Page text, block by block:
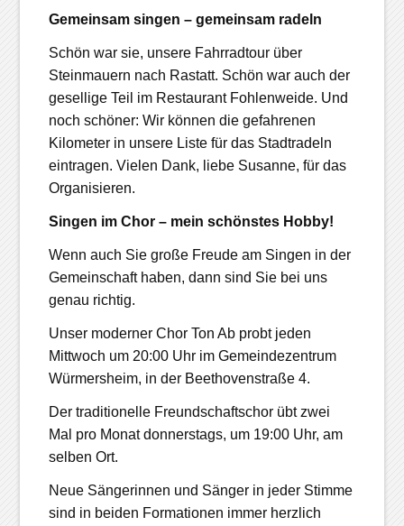
Gemeinsam singen – gemeinsam radeln
Schön war sie, unsere Fahrradtour über
Steinmauern nach Rastatt. Schön war auch der
gesellige Teil im Restaurant Fohlenweide. Und
noch schöner: Wir können die gefahrenen
Kilometer in unsere Liste für das Stadtradeln
eintragen. Vielen Dank, liebe Susanne, für das
Organisieren.
Singen im Chor – mein schönstes Hobby!
Wenn auch Sie große Freude am Singen in der
Gemeinschaft haben, dann sind Sie bei uns
genau richtig.
Unser moderner Chor Ton Ab probt jeden
Mittwoch um 20:00 Uhr im Gemeindezentrum
Würmersheim, in der Beethovenstraße 4.
Der traditionelle Freundschaftschor übt zwei
Mal pro Monat donnerstags, um 19:00 Uhr, am
selben Ort.
Neue Sängerinnen und Sänger in jeder Stimme
sind in beiden Formationen immer herzlich